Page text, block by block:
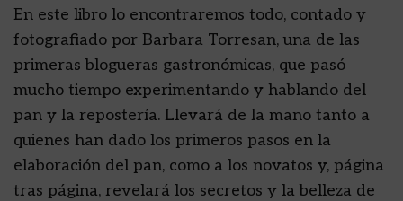
En este libro lo encontraremos todo, contado y
fotografiado por Barbara Torresan, una de las
primeras blogueras gastronómicas, que pasó
mucho tiempo experimentando y hablando del
pan y la repostería. Llevará de la mano tanto a
quienes han dado los primeros pasos en la
elaboración del pan, como a los novatos y, página
tras página, revelará los secretos y la belleza de